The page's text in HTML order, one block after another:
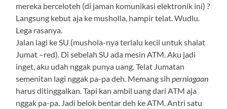
mereka berceloteh (di jaman komunikasi elektronik ini) ?
Langsung kebut aja ke musholla, hampir telat. Wudlu.
Lega rasanya.
Jalan lagi ke SU (mushola-nya terlalu kecil untuk shalat
Jumat –red). Di sebelah SU ada mesin ATM. Aku jadi
inget, aku udah nggak punya uang. Telat Jumatan
semenitan lagi nggak pa-pa deh. Memang sih perniagaan
harus ditinggalkan. Tapi kan ambil uang dari ATM aja
nggak pa-pa. Jadi belok bentar deh ke ATM. Antri satu